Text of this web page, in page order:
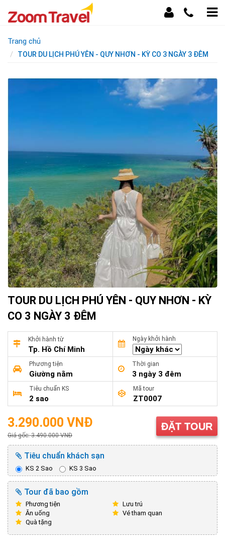
Trang chủ
TOUR DU LỊCH PHÚ YÊN - QUY NHƠN - KỲ CO 3 NGÀY 3 ĐÊM
TOUR DU LỊCH PHÚ YÊN - QUY NHƠN - KỲ
CO 3 NGÀY 3 ĐÊM
Khởi hành từ
Tp. Hồ Chí Minh
Ngày khởi hành
Phương tiện
Giường nằm
Thời gian
3 ngày 3 đêm
Tiêu chuẩn KS
2 sao
Mã tour
ZT0007
3.290.000 VNĐ
Giá gốc: 3.490.000 VNĐ
ĐẶT TOUR
Tiêu chuẩn khách sạn
KS 2 Sao KS 3 Sao
Tour đã bao gồm
Phương tiện
Lưu trú
Ăn uống
Vé tham quan
Quà tặng